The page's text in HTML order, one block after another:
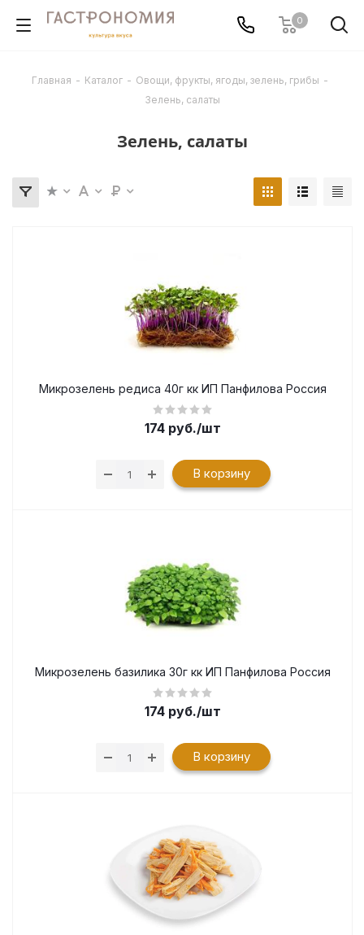
0
Главная - Каталог - Овощи, фрукты, ягоды, зелень, грибы -
Зелень, салаты
Зелень, салаты
Микрозелень редиса 40г кк ИП Панфилова Россия
174 руб./шт
В корзину
Микрозелень базилика 30г кк ИП Панфилова Россия
174 руб./шт
В корзину